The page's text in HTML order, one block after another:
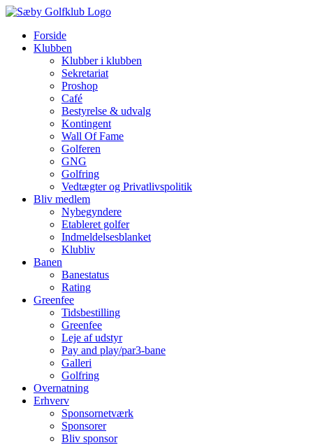
Skip
contentForside
Klubben
Klubber i klubben
Sekretariat
Proshop
Café
Bestyrelse & udvalg
Kontingent
Wall Of Fame
Golferen
GNG
Golfring
Vedtægter og Privatlivspolitik
Bliv medlem
Nybegyndere
Etableret golfer
Indmeldelsesblanket
Klubliv
Banen
Banestatus
Rating
Greenfee
Tidsbestilling
Greenfee
Leje af udstyr
Pay and play/par3-bane
Galleri
Golfring
Overnatning
Erhverv
Sponsornetværk
Sponsorer
Bliv sponsor